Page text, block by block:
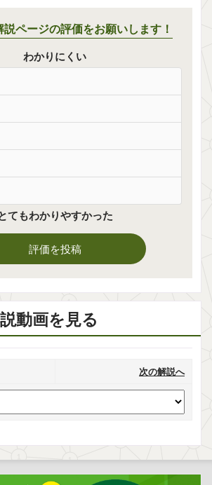
ページの評価をお願いします！
わかりにくい
てもわかりやすかった
評価を投稿
動画を見る
次の解説へ